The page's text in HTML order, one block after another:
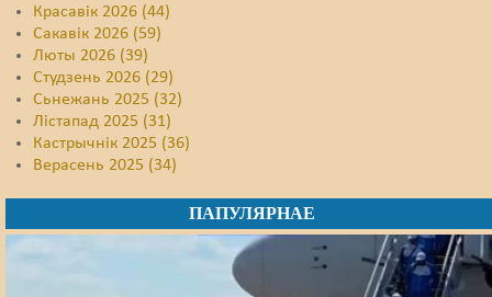
Красавік 2026 (44)
Сакавік 2026 (59)
Люты 2026 (39)
Студзень 2026 (29)
Сьнежань 2025 (32)
Лістапад 2025 (31)
Кастрычнік 2025 (36)
Верасень 2025 (34)
ПАПУЛЯРНАЕ